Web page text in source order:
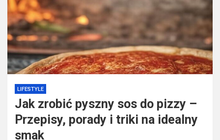
LIFESTYLE
Jak zrobić pyszny sos do pizzy –
Przepisy, porady i triki na idealny
smak